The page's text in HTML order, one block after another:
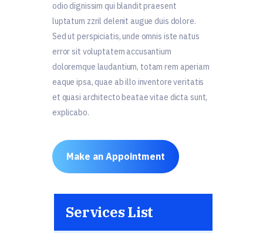
odio dignissim qui blandit praesent
luptatum zzril delenit augue duis dolore.
Sed ut perspiciatis, unde omnis iste natus
error sit voluptatem accusantium
doloremque laudantium, totam rem aperiam
eaque ipsa, quae ab illo inventore veritatis
et quasi architecto beatae vitae dicta sunt,
explicabo.
Make an Appointment
Services List